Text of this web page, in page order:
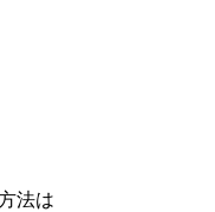
法は